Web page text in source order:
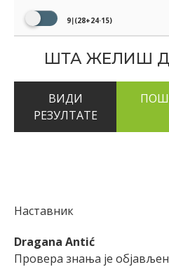
9∣(28+24·15)
ШТА ЖЕЛИШ
ВИДИ
РЕЗУЛТАТЕ
Наставник
Dragana Antić
Провера знања је